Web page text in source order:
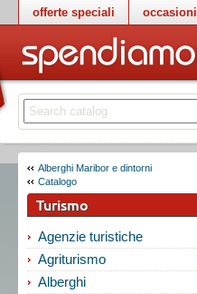
offerte speciali occasioni
Alberghi Maribor e dintorni
Catalogo
Turismo
Agenzie turistiche
Agriturismo
Alberghi